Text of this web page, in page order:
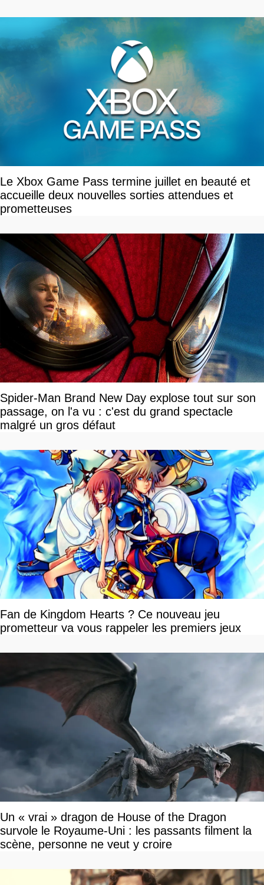
Le Xbox Game Pass termine juillet en beauté et
accueille deux nouvelles sorties attendues et
prometteuses
Spider-Man Brand New Day explose tout sur son
passage, on l'a vu : c'est du grand spectacle
malgré un gros défaut
Fan de Kingdom Hearts ? Ce nouveau jeu
prometteur va vous rappeler les premiers jeux
Un « vrai » dragon de House of the Dragon
survole le Royaume-Uni : les passants filment la
scène, personne ne veut y croire